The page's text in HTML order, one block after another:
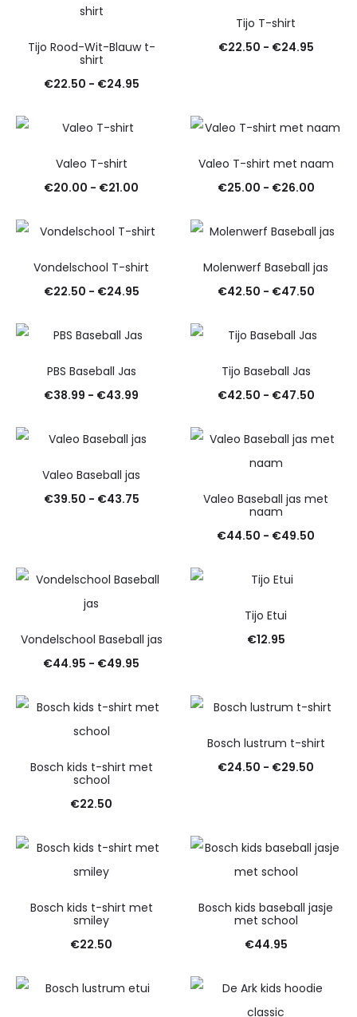
Tijo Rood-Wit-Blauw t-
shirt
€22.50 - €24.95Prijsklasse:
Tijo T-shirt
€22.50 - €24.95
Valeo T-shirt
€20.00 - €21.00
tot
€21.00
Valeo T-shirt met naam
€25.00 - €26.00
tot
€26.00
Vondelschool T-shirt
€22.50 - €24.95Prijsklasse:
tot
Molenwerf Baseball jas
€42.50 - €47.50
tot
PBS Baseball Jas
€38.99 - €43.99
tot
Tijo Baseball Jas
€42.50 - €47.50
tot
Valeo Baseball jas
€39.50 - €43.75Prijsklasse:Valeo Baseball jas met
naam
€44.50 - €49.50
Vondelschool Baseball jas
€44.95 - €49.95
tot
Tijo Etui
€12.95
Bosch kids t-shirt met
school
€22.50
Bosch lustrum t-shirt
€24.50 - €29.50
Bosch kids t-shirt met
smiley
€22.50
Bosch kids baseball jasje
met school
€44.95